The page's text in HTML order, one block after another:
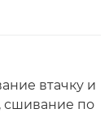
втачку и
сшивание по